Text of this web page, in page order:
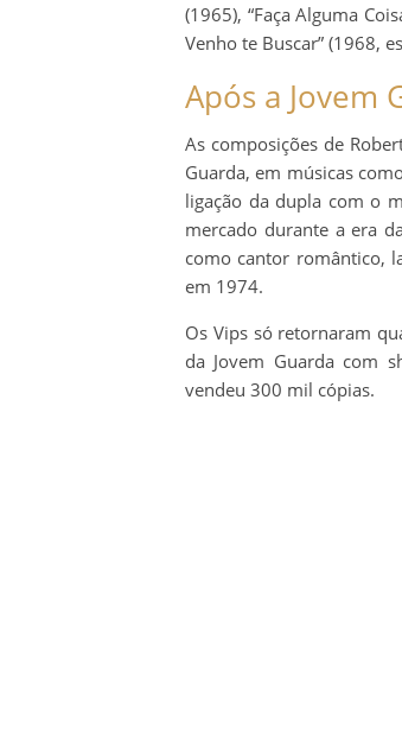
(1965), “Faça Alguma
Venho te Buscar” (1968,
Após a Jovem
As composições de
Guarda, em músicas
ligação da dupla com o
mercado durante a era
como cantor romântico,
em 1974.
Os Vips só retornaram
da Jovem Guarda com
vendeu 300 mil cópias.